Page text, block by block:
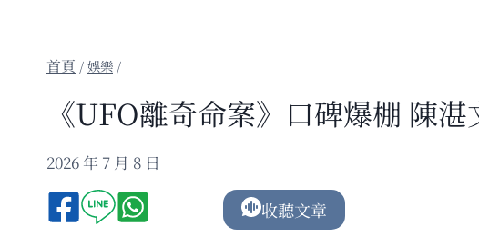
/娛樂 /
《UFO離奇命案》口碑爆棚 陳
2026 年 7 月 8 日
收聽文章